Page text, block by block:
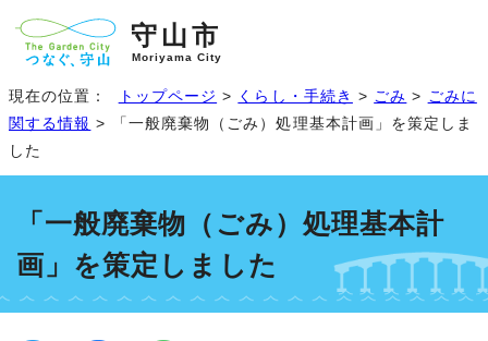
守山市
Moriyama City
現在の位置： トップページ > くらし・手続き > ごみ > ごみに
関する情報 > 「一般廃棄物（ごみ）処理基本計画」を策定しま
した
「一般廃棄物（ごみ）処理基本計
画」を策定しました